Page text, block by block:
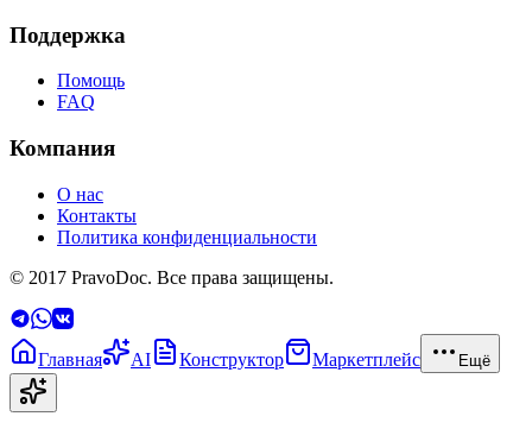
Поддержка
Помощь
FAQ
Компания
О нас
Контакты
Политика конфиденциальности
© 2017 PravoDoc. Все права защищены.
Главная AI Конструктор Маркетплейс Ещё